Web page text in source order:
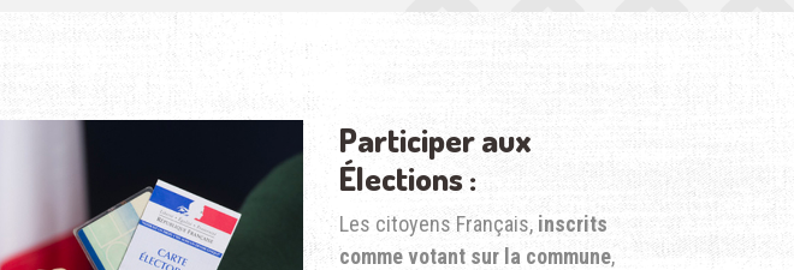
Participer aux
Élections :
Les citoyens Français, inscrits
comme votant sur la commune,